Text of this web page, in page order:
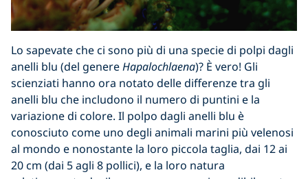
Lo sapevate che ci sono più di una specie di polpi dagli
anelli blu (del genereHapalochlaena)? È vero! Gli
scienziati hanno ora notato delle differenze tra gli
anelli blu che includono il numero di puntini e la
variazione di colore. Il polpo dagli anelli blu è
conosciuto come uno degli animali marini più velenosi
al mondo e nonostante la loro piccola taglia, dai 12 ai
20 cm (dai 5 agli 8 pollici), e la loro natura